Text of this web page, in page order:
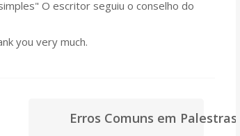
O escritor seguiu o conselho do
you very much.
Erros Comuns em Palestras >